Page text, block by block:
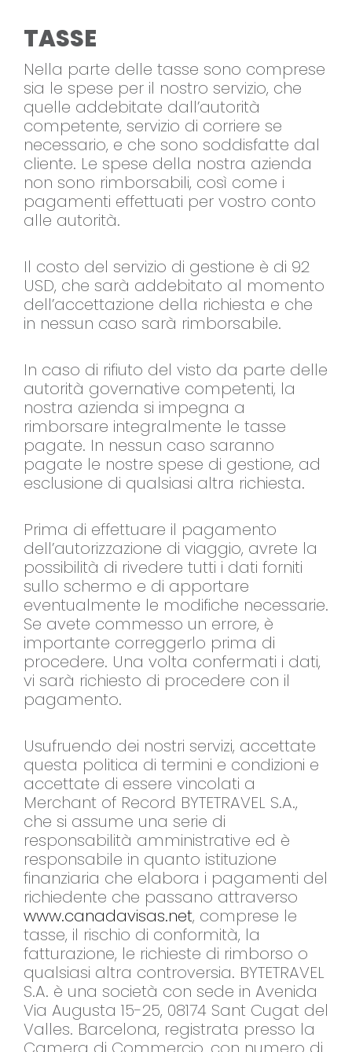
TASSE
Nella parte delle tasse sono comprese
sia le spese per il nostro servizio, che
quelle addebitate dall’autorità
competente, servizio di corriere se
necessario, e che sono soddisfatte dal
cliente. Le spese della nostra azienda
non sono rimborsabili, così come i
pagamenti effettuati per vostro conto
alle autorità.
Il costo del servizio di gestione è di 92
USD, che sarà addebitato al momento
dell’accettazione della richiesta e che
in nessun caso sarà rimborsabile.
In caso di rifiuto del visto da parte delle
autorità governative competenti, la
nostra azienda si impegna a
rimborsare integralmente le tasse
pagate. In nessun caso saranno
pagate le nostre spese di gestione, ad
esclusione di qualsiasi altra richiesta.
Prima di effettuare il pagamento
dell’autorizzazione di viaggio, avrete la
possibilità di rivedere tutti i dati forniti
sullo schermo e di apportare
eventualmente le modifiche necessarie.
Se avete commesso un errore, è
importante correggerlo prima di
procedere. Una volta confermati i dati,
vi sarà richiesto di procedere con il
pagamento.
Usufruendo dei nostri servizi, accettate
questa politica di termini e condizioni e
accettate di essere vincolati a
Merchant of Record BYTETRAVEL S.A.,
che si assume una serie di
responsabilità amministrative ed è
responsabile in quanto istituzione
finanziaria che elabora i pagamenti del
richiedente che passano attraverso
www.canadavisas.net, comprese le
tasse, il rischio di conformità, la
fatturazione, le richieste di rimborso o
qualsiasi altra controversia. BYTETRAVEL
S.A. è una società con sede in Avenida
Via Augusta 15-25, 08174 Sant Cugat del
Valles. Barcelona, registrata presso la